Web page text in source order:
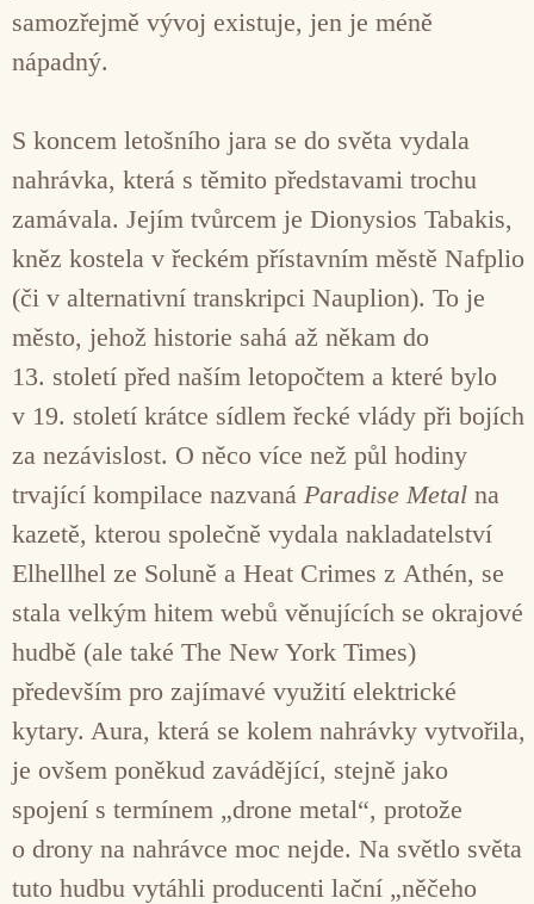
samozřejmě vývoj existuje, jen je méně
nápadný.
S koncem letošního jara se do světa vydala
nahrávka, která s těmito představami trochu
zamávala. Jejím tvůrcem je Dionysios Tabakis,
kněz kostela v řeckém přístavním městě Nafplio
(či v alternativní transkripci Nauplion). To je
město, jehož historie sahá až někam do
13. století před naším letopočtem a které bylo
v 19. století krátce sídlem řecké vlády při bojích
za nezávislost. O něco více než půl hodiny
trvající kompilace nazvaná Paradise Metal na
kazetě, kterou společně vydala nakladatelství
Elhellhel ze Soluně a Heat Crimes z Athén, se
stala velkým hitem webů věnujících se okrajové
hudbě (ale také The New York Times)
především pro zajímavé využití elektrické
kytary. Aura, která se kolem nahrávky vytvořila,
je ovšem poněkud zavádějící, stejně jako
spojení s termínem „drone metal“, protože
o drony na nahrávce moc nejde. Na světlo světa
tuto hudbu vytáhli producenti lační „něčeho